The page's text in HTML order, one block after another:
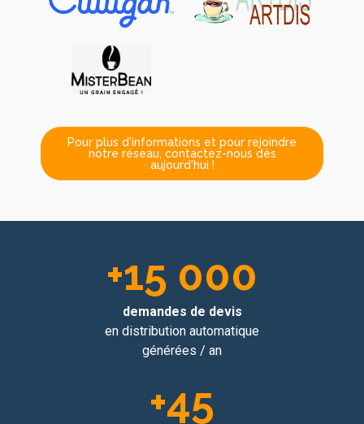
Pour plus d'informations et pour rejoindre
notre réseau, contactez-nous dès
aujourd'hui !
+15 000
demandes de devis
en distribution automatique
générées / an
+45